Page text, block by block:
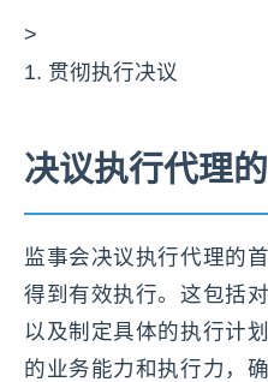
>
1. 贯彻执行决议
决议执行代理
监事会决议执行代理的
得到有效执行。这包括
以及制定具体的执行计
的业务能力和执行力，